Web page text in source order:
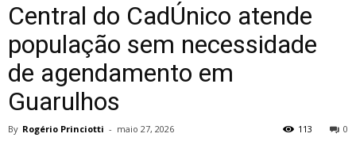
Central do CadÚnico atende
população sem necessidade
de agendamento em
Guarulhos
By Rogério Princiotti - maio 27, 2026 0
113